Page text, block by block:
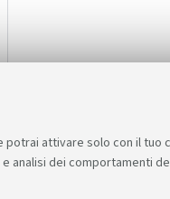
attivare solo con il tuo
analisi dei comportamenti